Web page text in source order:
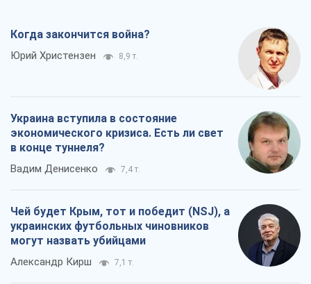
Когда закончится война?
Юрий Христензен 8,9 т.
Украина вступила в состояние
экономического кризиса. Есть ли свет
в конце туннеля?
Вадим Денисенко 7,4 т.
Чей будет Крым, тот и победит (NSJ), а
украинских футбольных чиновников
могут назвать убийцами
Александр Кирш 7,1 т.